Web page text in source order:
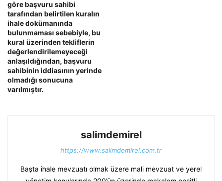
göre başvuru sahibi
tarafından belirtilen kuralın
ihale dokümanında
bulunmaması sebebiyle, bu
kural üzerinden tekliflerin
değerlendirilemeyeceği
anlaşıldığından, başvuru
sahibinin iddiasının yerinde
olmadığı sonucuna
varılmıştır.
salimdemirel
https://www.salimdemirel.com.tr
Başta ihale mevzuatı olmak üzere mali mevzuat ve yerel